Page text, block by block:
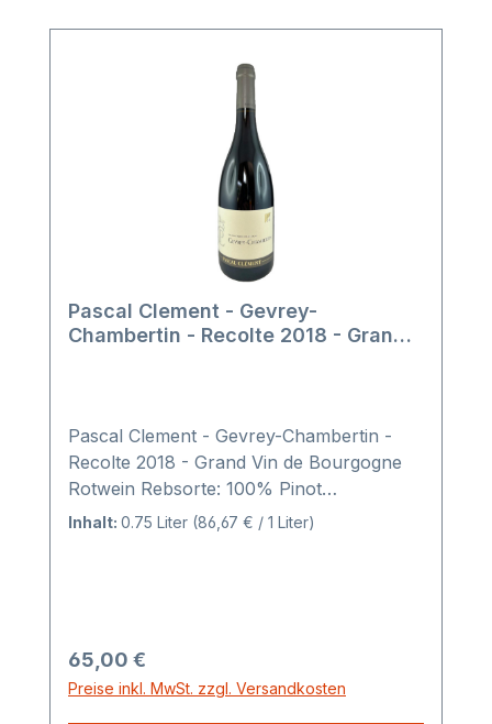
Pascal Clement - Gevrey-
Chambertin - Recolte 2018 - Grand
Pascal Clement - Gevrey-Chambertin -
Recolte 2018 - Grand Vin de Bourgogne
Rotwein Rebsorte: 100% Pinot
NoirURSPRUNGSBEZEICHNUNGGevrey
der Combe de Lavaux ist das alte Schloss
der Mönche von Cluny ein befestigter
Keller und die Chorherren von Langres
Inhalt: 0.75 Liter (86,67 € / 1 Liter)
Regulärer Preis:
65,00 €
Preise inkl. MwSt. zzgl. Versandkosten